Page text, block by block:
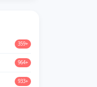
359+
964+
933+